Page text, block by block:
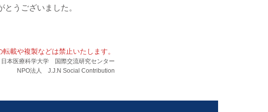
うございました。
載や複製などは禁止いたします。
日本医療科学大学 国際交流研究センター
NPO法人 J.J.N Social Contribution